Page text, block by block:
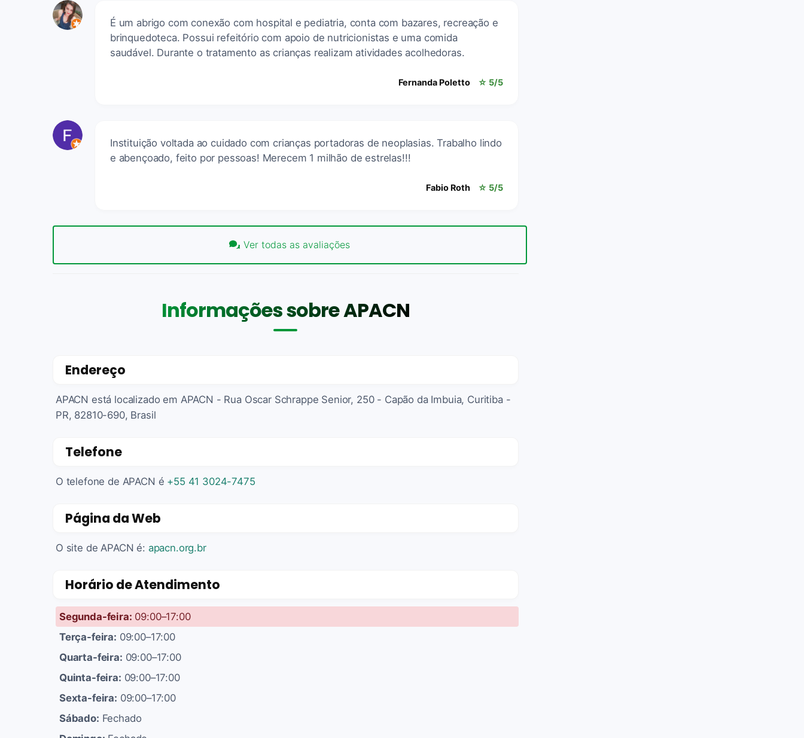
É um abrigo com conexão com hospital e pediatria, conta com bazares, recreação e
brinquedoteca. Possui refeitório com apoio de nutricionistas e uma comida
saudável. Durante o tratamento as crianças realizam atividades acolhedoras.
Fernanda Poletto ☆ 5/5
Instituição voltada ao cuidado com crianças portadoras de neoplasias. Trabalho lindo
e abençoado, feito por pessoas! Merecem 1 milhão de estrelas!!!
Fabio Roth ☆ 5/5
Ver todas as avaliações
Informações sobre APACN
Endereço
APACN está localizado em APACN - Rua Oscar Schrappe Senior, 250 - Capão da Imbuia, Curitiba -
PR, 82810-690, Brasil
Telefone
O telefone de APACN é +55 41 3024-7475
Página da Web
O site de APACN é: apacn.org.br
Horário de Atendimento
Segunda-feira: 09:00–17:00
Terça-feira: 09:00–17:00
Quarta-feira: 09:00–17:00
Quinta-feira: 09:00–17:00
Sexta-feira: 09:00–17:00
Sábado: Fechado